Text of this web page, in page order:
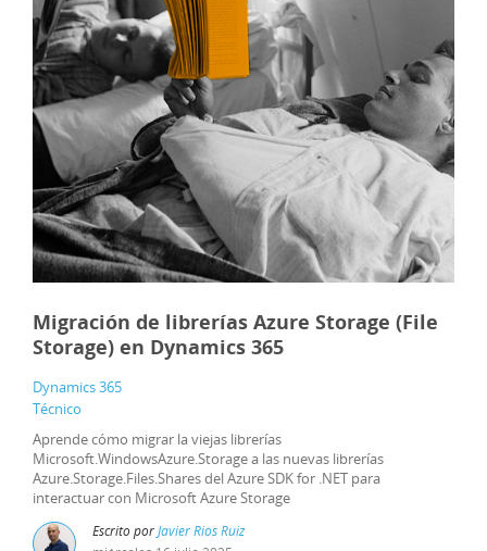
Migración de librerías Azure Storage (File
Storage) en Dynamics 365
Dynamics 365
Técnico
Aprende cómo migrar la viejas librerías
Microsoft.WindowsAzure.Storage a las nuevas librerías
Azure.Storage.Files.Shares del Azure SDK for .NET para
interactuar con Microsoft Azure Storage
Escrito porJavier Rios Ruiz